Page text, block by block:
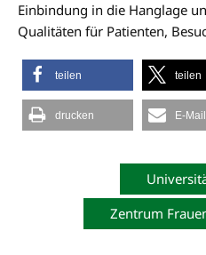
Einbindung in die Hanglage
Qualitäten für Patienten,
teilen teilen
drucken E-Mail
Zentrum